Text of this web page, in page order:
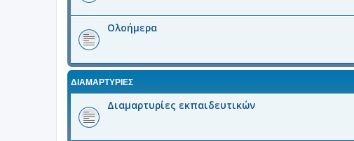
Ολοήμερα
ΔΙΑΜΑΡΤΥΡΙΕΣ
Διαμαρτυρίες εκπαιδευτικών